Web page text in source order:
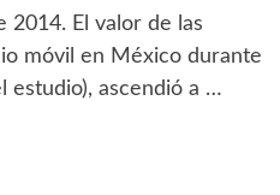
2014. El valor de las
móvil en México durante
estudio), ascendió a …